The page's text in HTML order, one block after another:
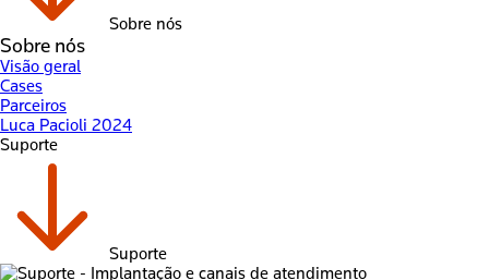
Sobre nós
Sobre nós
Visão geral
Cases
Parceiros
Luca Pacioli 2024
Suporte
Suporte